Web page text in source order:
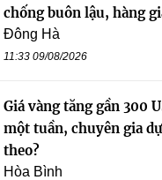
chống buôn lậu, hàng
Đông Hà
11:33 09/08/2026
Giá vàng tăng gần 300
một tuần, chuyên gia
theo?
Hòa Bình